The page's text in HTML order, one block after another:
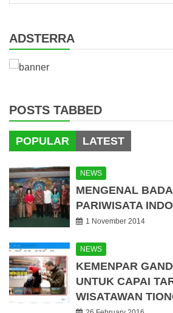
for:
ADSTERRA
POSTS TABBED
POPULAR LATEST
NEWS
MENGENAL
PARIWISATA
1 November 2014
NEWS
KEMENPAR
UNTUK CAPAI
WISATAWAN